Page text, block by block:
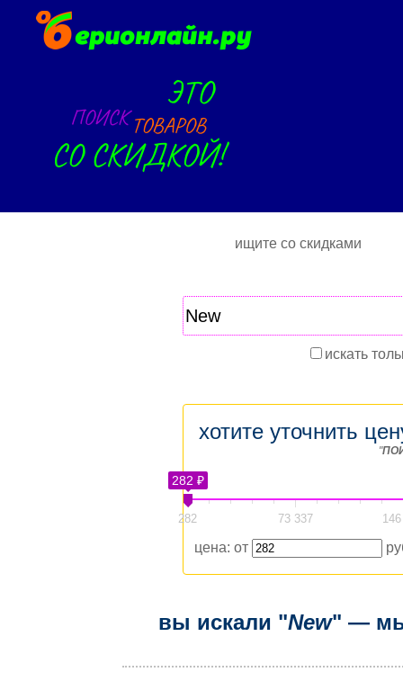
ищите со скидками
искать
хотите уточнить
"
282 ₽
282 73 337
цена: от
вы искали "New" — мы